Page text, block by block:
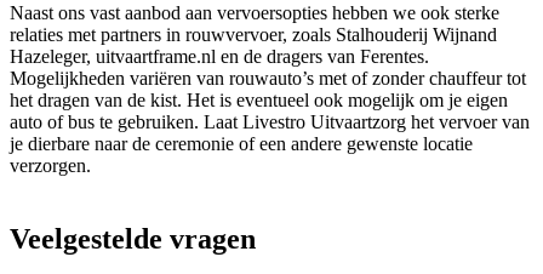
Naast ons vast aanbod aan vervoersopties hebben we ook sterke
relaties met partners in rouwvervoer, zoals Stalhouderij Wijnand
Hazeleger, uitvaartframe.nl en de dragers van Ferentes.
Mogelijkheden variëren van rouwauto’s met of zonder chauffeur tot
het dragen van de kist. Het is eventueel ook mogelijk om je eigen
auto of bus te gebruiken. Laat Livestro Uitvaartzorg het vervoer van
je dierbare naar de ceremonie of een andere gewenste locatie
verzorgen.
Veelgestelde vragen